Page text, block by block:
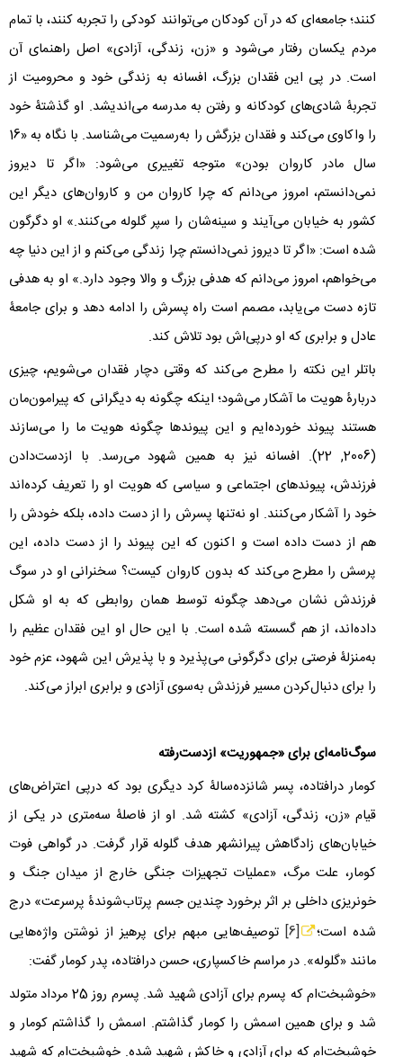
کنند؛ جامعه‌ای که در آن کودکان می‌توانند کودکی را تجربه کنند، با تمام
مردم یکسان رفتار می‌شود و «زن، زندگی، آزادی» اصل‌ راهنمای آن
است. در پی این فقدان بزرگ، افسانه به زندگی خود و محرومیت از
تجربۀ شادی‌های کودکانه و رفتن به مدرسه می‌اندیشد. او گذشتۀ خود
را واکاوی می‌کند و فقدان بزرگش را به‌رسمیت می‌شناسد. با نگاه به «16
سال مادر کاروان‌ بودن» متوجه تغییری می‌شود: «اگر تا دیروز
نمی‌دانستم، امروز می‌دانم که چرا کاروان من و کاروان‌های دیگر این
کشور به خیابان می‌آیند و سینه‌شان را سپر گلوله می‌کنند.» او دگرگون
شده است: «اگر تا دیروز نمی‌دانستم چرا زندگی می‌کنم و از این دنیا چه
می‌خواهم، امروز می‌دانم که هدفی بزرگ و والا وجود دارد.» او به هدفی
تازه دست می‌یابد، مصمم است راه پسرش را ادامه دهد و برای جامعۀ
عادل و برابری که او درپی‌اش بود تلاش کند.
باتلر این نکته را مطرح می‌کند که وقتی دچار فقدان می‌شویم، چیزی
دربارۀ هویت ما آشکار می‌شود؛ اینکه چگونه به دیگرانی که پیرامون‌مان
هستند پیوند خورده‌ایم و این پیوندها چگونه هویت ما را می‌سازند
(
2006
,
22). افسانه نیز به همین شهود می‌رسد. با ازدست‌دادن
فرزندش، پیوندهای اجتماعی و سیاسی که هویت او را تعریف کرده‌اند
خود را آشکار می‌کنند. او نه‌تنها پسرش را از دست داده، بلکه خودش را
هم از دست داده است و اکنون که این پیوند را از دست داده، این
پرسش را مطرح می‌کند که بدون کاروان کیست؟ سخنرانی او در سوگ
فرزندش نشان می‌دهد چگونه توسط همان روابطی که به او شکل
داده‌اند، از هم گسسته شده است. با این حال او این فقدان عظیم را
به‌منزلۀ فرصتی برای دگرگونی می‌پذیرد و با پذیرش این شهود، عزم خود
را برای دنبال‌کردن مسیر فرزندش به‌سوی آزادی و برابری ابراز می‌کند.
سوگ‌نامه‌‌ای برای «جمهوریت» ازدست‌رفته
کومار درافتاده، پسر شانزده‌سالۀ کرد دیگری بود که درپی اعتراض‌های
قیام «زن، زندگی، آزادی» کشته شد. او از فاصلۀ سه‌متری در یکی از
خیابان‌های زادگاهش پیرانشهر هدف گلوله قرار گرفت. در گواهی فوت
کومار، علت مرگ، «عملیات تجهیزات جنگی خارج از میدان جنگ و
خونریزی داخلی بر اثر برخورد چندین جسم پرتاب‌شوندۀ پرسرعت» درج
شده است؛
[6] توصیف‌هایی مبهم برای پرهیز از نوشتن واژه‌هایی
مانند «گلوله». در مراسم خاکسپاری، حسن درافتاده، پدر کومار گفت:
«خوشبخت‌ام که پسرم برای آزادی شهید شد. پسرم روز 25 مرداد متولد
شد و برای همین اسمش را کومار گذاشتم. اسمش را گذاشتم کومار و
خوشبخت‌ام که برای آزادی و خاکش شهید شده. خوشبخت‌ام که شهید